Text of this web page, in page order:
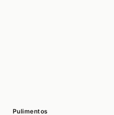
Pulimentos